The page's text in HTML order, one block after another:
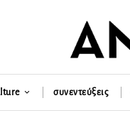
συνεντεύξεις